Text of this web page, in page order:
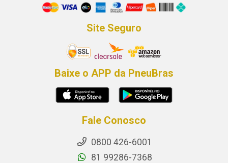
Site Seguro
Baixe o APP da PneuBras
Fale Conosco
0800 426-6001
81 99286-7368